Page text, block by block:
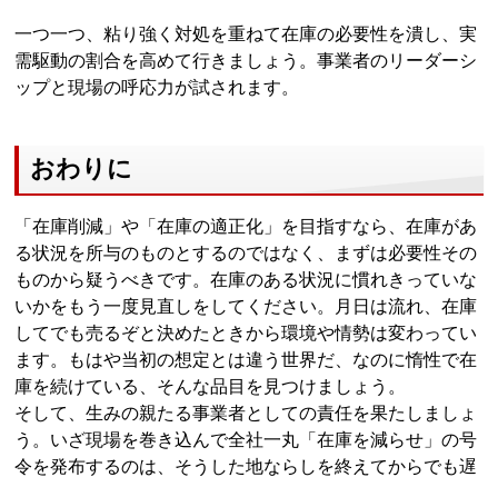
一つ一つ、粘り強く対処を重ねて在庫の必要性を潰し、実
需駆動の割合を高めて行きましょう。事業者のリーダーシ
ップと現場の呼応力が試されます。
おわりに
「在庫削減」や「在庫の適正化」を目指すなら、在庫があ
る状況を所与のものとするのではなく、まずは必要性その
ものから疑うべきです。在庫のある状況に慣れきっていな
いかをもう一度見直しをしてください。月日は流れ、在庫
してでも売るぞと決めたときから環境や情勢は変わってい
ます。もはや当初の想定とは違う世界だ、なのに惰性で在
庫を続けている、そんな品目を見つけましょう。
そして、生みの親たる事業者としての責任を果たしましょ
う。いざ現場を巻き込んで全社一丸「在庫を減らせ」の号
令を発布するのは、そうした地ならしを終えてからでも遅